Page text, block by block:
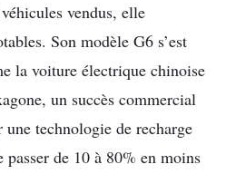
vendus, elle
Son modèle G6 s’est
la voiture électrique chinoise
un succès commercial
technologie de recharge
de 10 à 80% en moins